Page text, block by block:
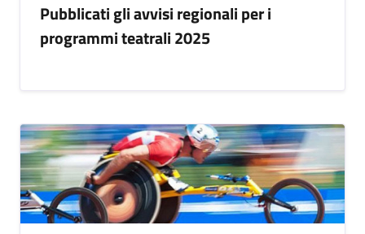
Pubblicati gli avvisi regionali per i
programmi teatrali 2025